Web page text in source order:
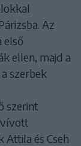
Az
első
ellen, majd a
szerbek
szerint
és Cseh